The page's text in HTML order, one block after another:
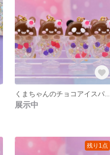
くまちゃんのチョコアイスパフェ シェイカーキーホルダー
展示中
残り1点